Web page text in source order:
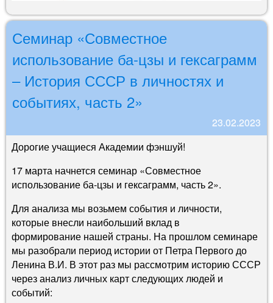
Семинар «Совместное
использование ба-цзы и гексаграмм
– История СССР в личностях и
событиях, часть 2»
23.02.2023
Дорогие учащиеся Академии фэншуй!
17 марта начнется семинар «Совместное
использование ба-цзы и гексаграмм, часть 2».
Для анализа мы возьмем события и личности,
которые внесли наибольший вклад в
формирование нашей страны. На прошлом семинаре
мы разобрали период истории от Петра Первого до
Ленина В.И. В этот раз мы рассмотрим историю СССР
через анализ личных карт следующих людей и
событий: